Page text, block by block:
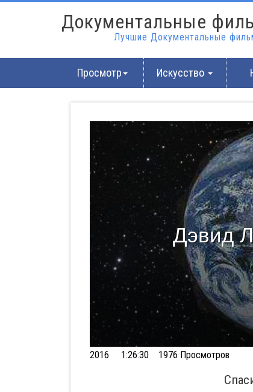
Документальные
Лучшие Документальные
Просмотр Искусство
Дэвид
Volume
90%
2016 1:26:30 1976 Просмотров